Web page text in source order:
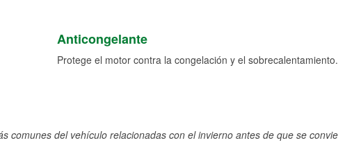
Anticongelante
Protege el motor contra la congelación y el sobrecalentamiento.
comunes del vehículo relacionadas con el invierno antes de que se